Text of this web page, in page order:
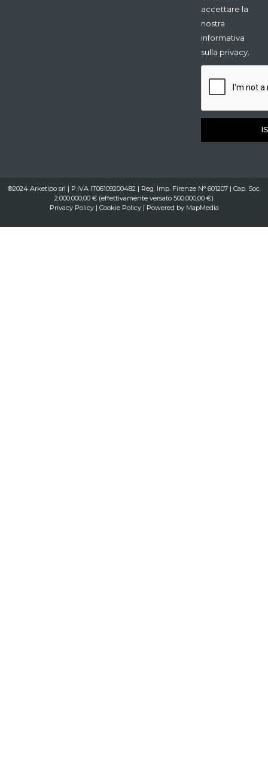
accettare la
nostra
informativa
sulla privacy.
®2024 Arketipo srl | P.IVA IT06109200482 | Reg. Imp. Firenze N° 601207 | Cap. Soc.
2.000.000,00 € (effettivamente versato 500.000,00 €)
Privacy Policy| Cookie Policy| Powered by MapMedia